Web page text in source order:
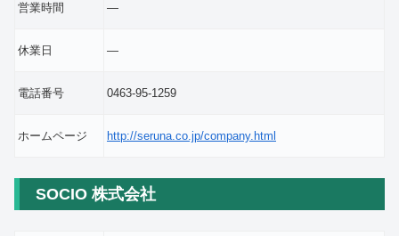
営業時間 ―
休業日 ―
電話番号 0463-95-1259
ホームページ http://seruna.co.jp/company.html
SOCIO 株式会社